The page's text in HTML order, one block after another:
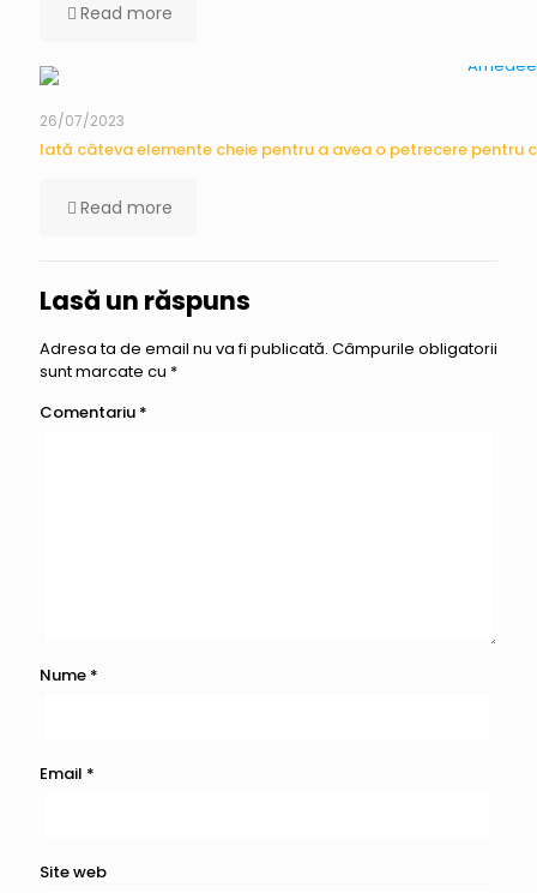
Read more
26/07/2023
Iată câteva elemente cheie pentru a avea o petrecere pentru
Read more
Lasă un răspuns
Adresa ta de email nu va fi publicată. Câmpurile obligatorii
sunt marcate cu *
Comentariu *
Nume *
Email *
Site web